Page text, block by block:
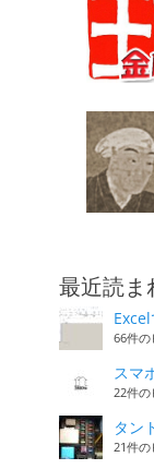
最近読ま
66件の
スマ
22件の
タン
21件の